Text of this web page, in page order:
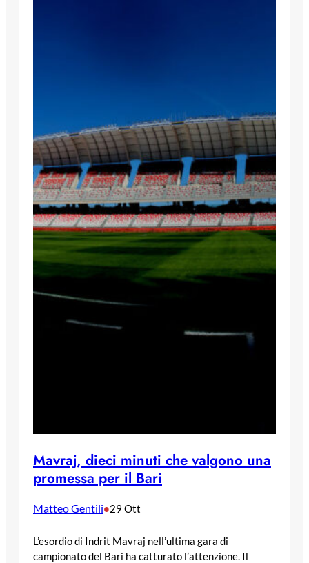
Mavraj, dieci minuti che valgono una
promessa per il Bari
Matteo Gentili•29 Ott
L’esordio di Indrit Mavraj nell’ultima gara di
campionato del Bari ha catturato l’attenzione. Il